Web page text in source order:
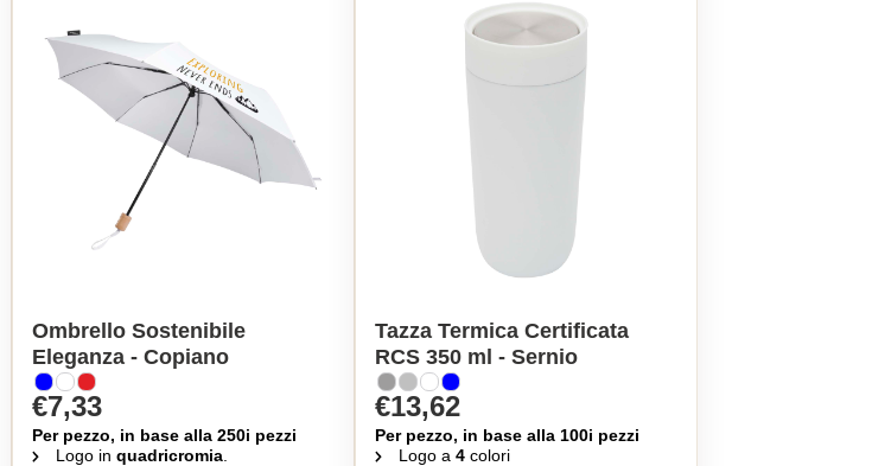
Ombrello Sostenibile
Eleganza - Copiano
€7,33
Per pezzo, in base alla 250i pezzi
Logo in quadricromia.
Tazza Termica Certificata
RCS 350 ml - Sernio
€13,62
Per pezzo, in base alla 100i pezzi
Logo a 4colori